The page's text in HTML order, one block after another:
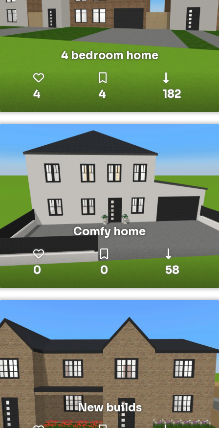
4 bedroom home
4 4 182
Comfy home
0 0 58
New builds